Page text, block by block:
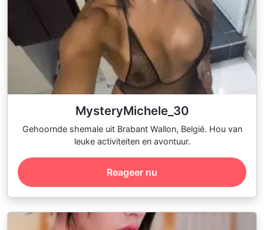
MysteryMichele_30
Gehoornde shemale uit Brabant Wallon, België. Hou van
leuke activiteiten en avontuur.
Reageer nu